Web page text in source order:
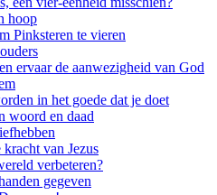
hoop
Pinksteren te vieren
ervaar de aanwezigheid van God
in het goede dat je doet
woord en daad
van Jezus
verbeteren?
gegeven